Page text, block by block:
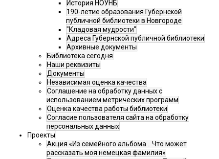
История НОУНБ
190-летие образования Губернской
публичной библиотеки в Новгороде
"Кладовая мудрости"
Адреса Губернской публичной библиотеки
Архивные документы
Библиотека сегодня
Наши реквизиты
Документы
Независимая оценка качества
Соглашение на обработку данных с
использованием метрических программ
Оценка качества работы библиотеки
Согласие пользователя сайта на обработку
персональных данных
Проекты
Акция «Из семейного альбома... Что может
рассказать моя немецкая фамилия»